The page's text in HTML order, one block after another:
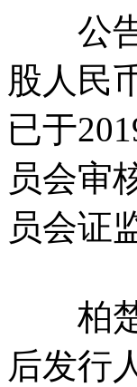
公告
股人民
已于
员会审
员会证
柏楚
后发行